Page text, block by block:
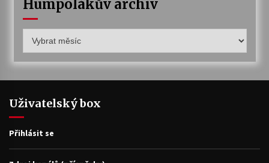
Humpolákův archiv
archiv
Uživatelský box
Přihlásit se